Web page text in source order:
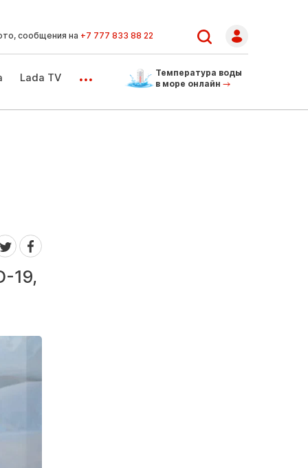
сообщения на +7 777 833 88 22
Lada TV ...
Температура воды
в море онлайн
19,